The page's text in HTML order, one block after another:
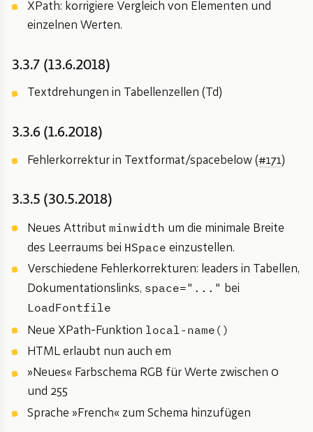
XPath: korrigiere Vergleich von Elementen und
einzelnen Werten.
3.3.7 (13.6.2018)
Textdrehungen in Tabellenzellen (Td)
3.3.6 (1.6.2018)
Fehlerkorrektur in Textformat/spacebelow (#171)
3.3.5 (30.5.2018)
Neues Attributminwidth um die minimale Breite
des Leerraums bei HSpace einzustellen.
Verschiedene Fehlerkorrekturen: leaders in Tabellen,
Dokumentationslinks, space="..." bei
LoadFontfile
Neue XPath-Funktion local-name()
HTML erlaubt nun auch em
»Neues« Farbschema RGB für Werte zwischen 0
und 255
Sprache »French« zum Schema hinzufügen